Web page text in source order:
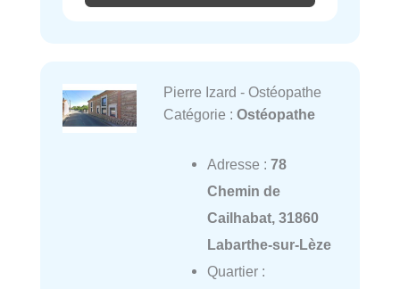
Pierre Izard - Ostéopathe
Catégorie : Ostéopathe
Adresse : 78
Chemin de
Cailhabat, 31860
Labarthe-sur-Lèze
Quartier :